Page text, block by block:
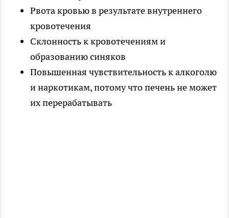
Рвота кровью в результате внутреннего
кровотечения
Склонность к кровотечениям и
образованию синяков
Повышенная чувствительность к алкоголю
и наркотикам, потому что печень не может
их перерабатывать